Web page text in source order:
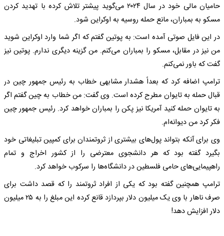
حامیان مالی خود در سال ۲۰۲۴ می‌گوید پیشتر تلاش کرده با تهدید کردن
مسکو به بمباران، مانع حمله روسیه به اوکراین شود.
در این فایل صوتی آمده است: به پوتین گفتم که اگر شما وارد اوکراین شوید
من نیز در مقابل، مسکو را بمباران می‌کنم. من گزینه دیگری ندارم. پوتین نیز
گفت که باور نمی‌کنم.
ترامپ اضافه کرد که بعداً هشدار مشابهی خطاب به رئیس جمهور چین در
قبال حمله به تایوان مطرح کرده است. وی گفت: من خطاب به چین گفتم اگر
به تایوان حمله کنید آمریکا نیز پکن را بمباران خواهد کرد. رئیس جمهور چین
فکر کرد من دیوانه‌ام.
وی برای آنکه بتواند پول‌های بیشتری از ثروتمندان برای کمپین تبلیغاتی خود
بگیرد گفته بود که هر دانشجوی معترضی را از کشور اخراج و تمام
راهپیمایی‌های حامی فلسطین در دانشگاه‌ها را سرکوب خواهد کرد.
ترامپ همچنین گفته بود که یکی از افراد ثروتمند را که قصد داشت برای
صرف ناهار با وی یک میلیون دلار بپردازد قانع کرده این مبلغ را به ۲۵ میلیون
دلار افزایش دهد!